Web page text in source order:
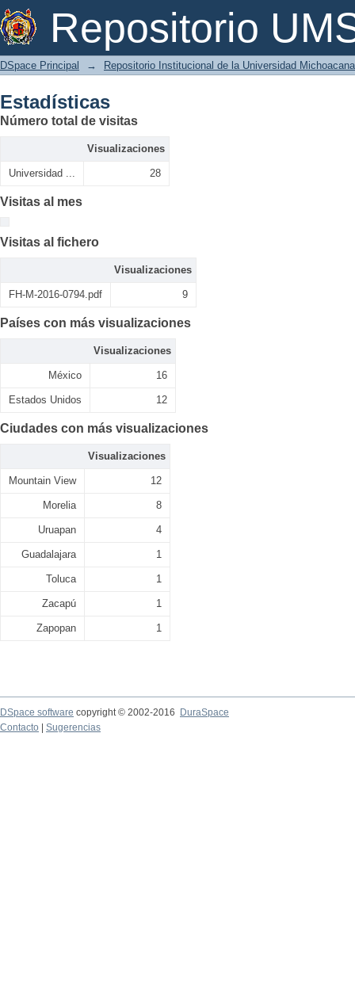
Repositorio
Estadísticas
DSpace Principal → Repositorio Institucional de la Universidad
Estadísticas
Número total de visitas
Visualizaciones
Universidad ... 28
Visitas al mes
Visitas al fichero
Visualizaciones
FH-M-2016-0794.pdf 9
Países con más visualizaciones
Visualizaciones
México 16
Estados Unidos 12
Ciudades con más visualizaciones
Visualizaciones
Mountain View 12
Morelia 8
Uruapan 4
Guadalajara 1
Toluca 1
Zacapú 1
Zapopan 1
DSpace software copyright © 2002-2016
DuraSpace
Contacto
Sugerencias